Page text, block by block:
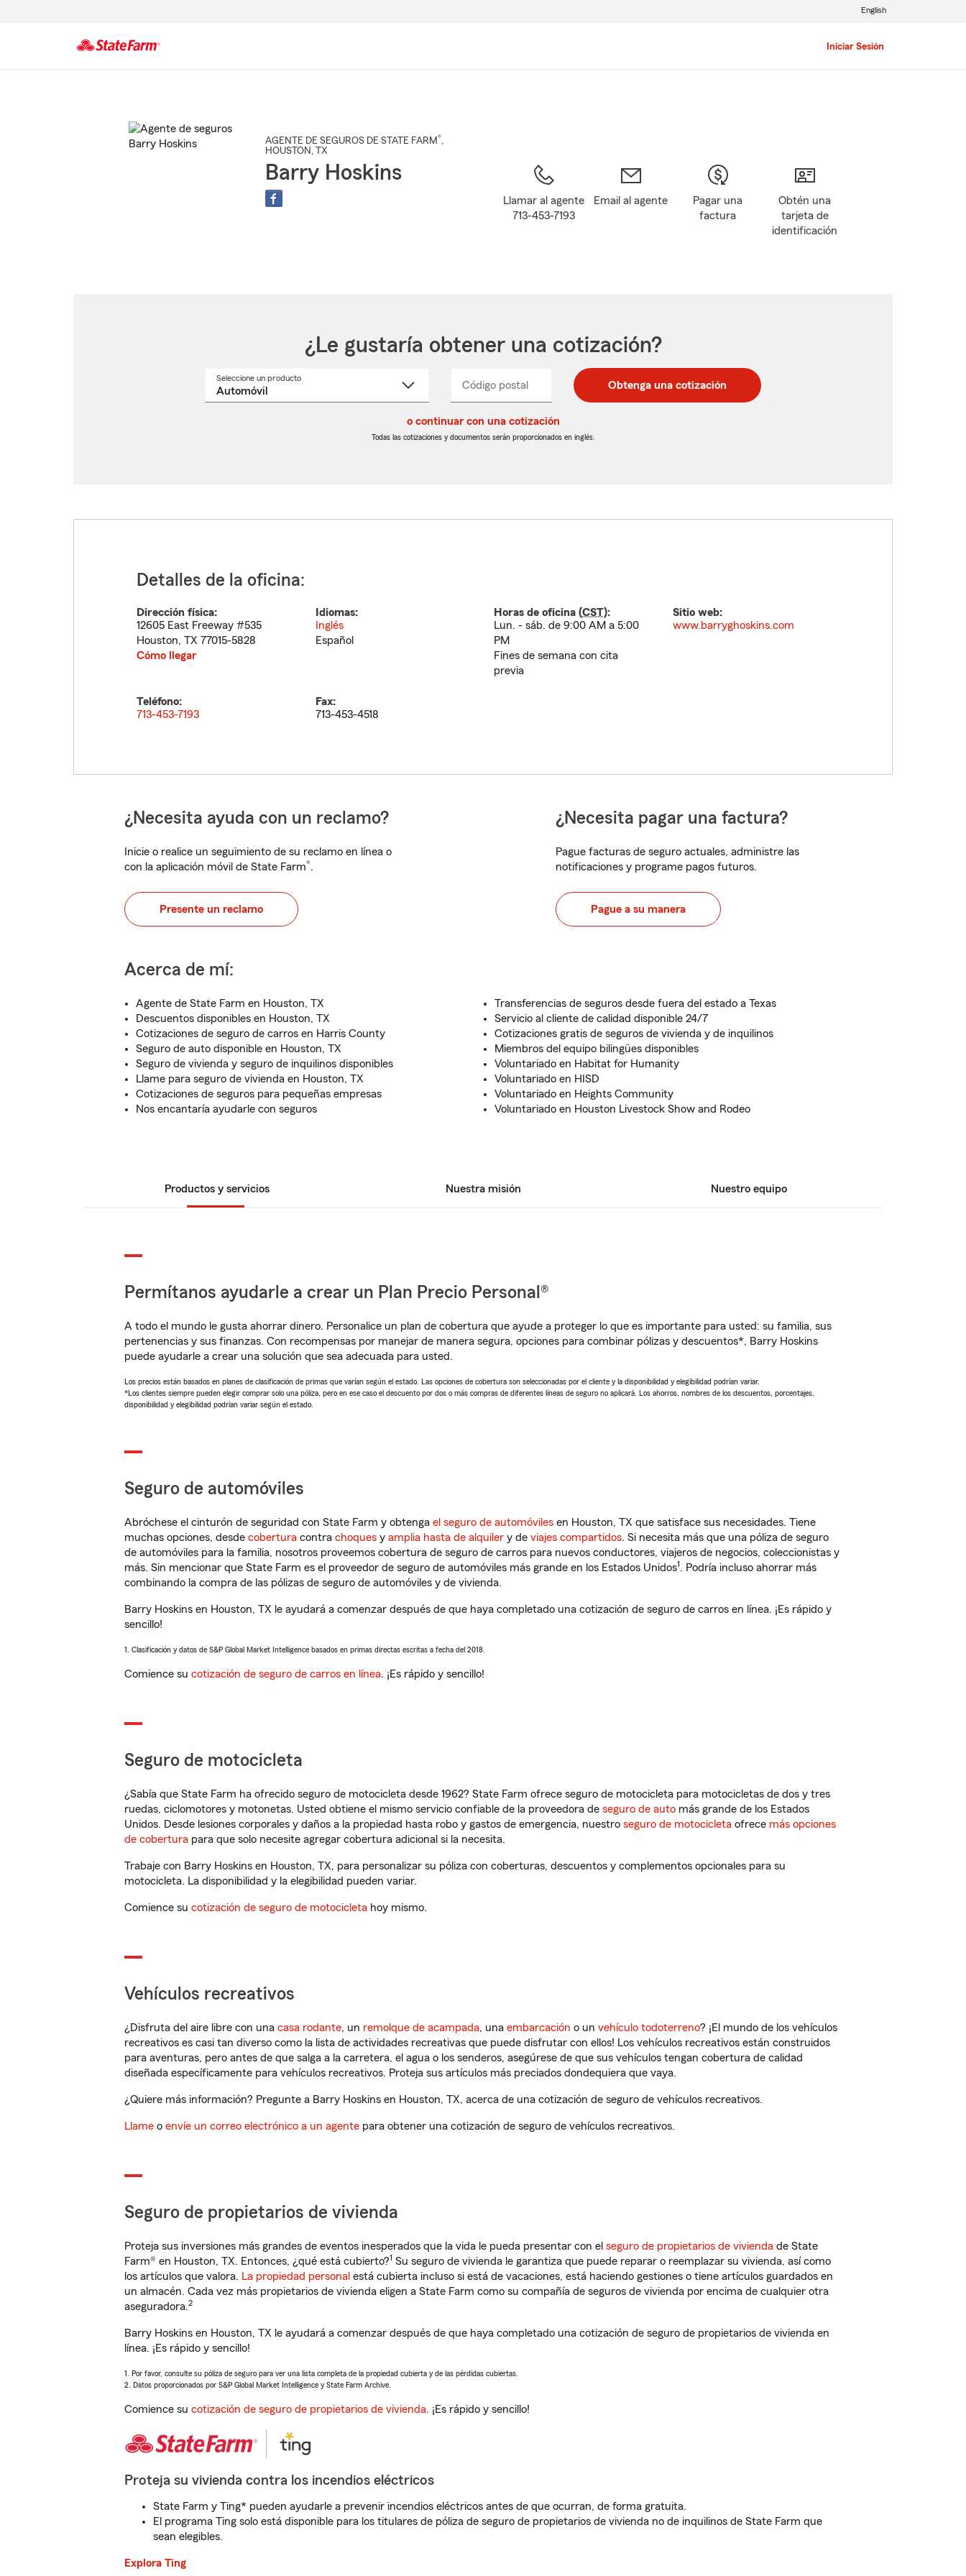
Iniciar Sesión
English
AGENTE DE SEGUROS DE STATE FARM®,
HOUSTON , TX
Barry Hoskins
Llamar al agente
713-453-7193
Email al agente
Pagar una
factura
Obtén una
tarjeta de
identificación
¿Le gustaría obtener una cotización?
Seleccione un productoSeleccione
Código postal
postal
de
postal
de
_____ Obtenga una cotización
o continuar con una cotización
Todas las cotizaciones y documentos serán proporcionados en inglés.
Detalles de la oficina:
Dirección física:
12605 East Freeway #535
Houston, TX 77015-5828
Cómo llegar
Idiomas:
Inglés
Español
Horas de oficina (CST):
Lun. - sáb. de 9:00 AM a 5:00
PM
Fines de semana con cita
previa
Sitio web:
www.barryghoskins.com
Teléfono:
713-453-7193
Fax:
713-453-4518
¿Necesita ayuda con un reclamo?
Inicie o realice un seguimiento de su reclamo en línea o
con la aplicación móvil de State Farm®.
Presente un reclamo
¿Necesita pagar una factura?
Pague facturas de seguro actuales, administre las
notificaciones y programe pagos futuros.
Pague a su manera
Acerca de mí:
Agente de State Farm en Houston, TX
Descuentos disponibles en Houston, TX
Cotizaciones de seguro de carros en Harris County
Seguro de auto disponible en Houston, TX
Seguro de vivienda y seguro de inquilinos disponibles
Llame para seguro de vivienda en Houston, TX
Cotizaciones de seguros para pequeñas empresas
Nos encantaría ayudarle con seguros
Transferencias de seguros desde fuera del estado a Texas
Servicio al cliente de calidad disponible 24/7
Cotizaciones gratis de seguros de vivienda y de inquilinos
Miembros del equipo bilingües disponibles
Voluntariado en Habitat for Humanity
Voluntariado en HISD
Voluntariado en Heights Community
Voluntariado en Houston Livestock Show and Rodeo
Productos y servicios Nuestra misión Nuestro equipo
Permítanos ayudarle a crear un Plan Precio Personal®
A todo el mundo le gusta ahorrar dinero. Personalice un plan de cobertura que ayude a proteger lo que es importante para usted: su familia, sus
pertenencias y sus finanzas. Con recompensas por manejar de manera segura, opciones para combinar pólizas y descuentos*, Barry Hoskins
puede ayudarle a crear una solución que sea adecuada para usted.
Los precios están basados en planes de clasificación de primas que varían según el estado. Las opciones de cobertura son seleccionadas por el cliente y la disponibilidad y elegibilidad podrían variar.
*Los clientes siempre pueden elegir comprar solo una póliza, pero en ese caso el descuento por dos o más compras de diferentes líneas de seguro no aplicará. Los ahorros, nombres de los descuentos, porcentajes,
disponibilidad y elegibilidad podrían variar según el estado.
Seguro de automóviles
Abróchese el cinturón de seguridad con State Farm y obtenga el seguro de automóviles en Houston, TX que satisface sus necesidades. Tiene
muchas opciones, desde cobertura contra choques y amplia hasta de alquiler y de viajes compartidos. Si necesita más que una póliza de seguro
de automóviles para la familia, nosotros proveemos cobertura de seguro de carros para nuevos conductores, viajeros de negocios, coleccionistas y
más. Sin mencionar que State Farm es el proveedor de seguro de automóviles más grande en los Estados Unidos1. Podría incluso ahorrar más
combinando la compra de las pólizas de seguro de automóviles y de vivienda.
Barry Hoskins en Houston, TX le ayudará a comenzar después de que haya completado una cotización de seguro de carros en línea. ¡Es rápido y
sencillo!
1. Clasificación y datos de S&P Global Market Intelligence basados en primas directas escritas a fecha del 2018.
Comience su cotización de seguro de carros en línea. ¡Es rápido y sencillo!
Seguro de motocicleta
¿Sabía que State Farm ha ofrecido seguro de motocicleta desde 1962? State Farm ofrece seguro de motocicleta para motocicletas de dos y tres
ruedas, ciclomotores y motonetas. Usted obtiene el mismo servicio confiable de la proveedora de seguro de auto más grande de los Estados
Unidos. Desde lesiones corporales y daños a la propiedad hasta robo y gastos de emergencia, nuestro seguro de motocicleta ofrece más opciones
de cobertura para que solo necesite agregar cobertura adicional si la necesita.
Trabaje con Barry Hoskins en Houston, TX, para personalizar su póliza con coberturas, descuentos y complementos opcionales para su
motocicleta. La disponibilidad y la elegibilidad pueden variar.
Comience su cotización de seguro de motocicleta hoy mismo.
Vehículos recreativos
¿Disfruta del aire libre con una casa rodante, un remolque de acampada, una embarcación o un vehículo todoterreno? ¡El mundo de los vehículos
recreativos es casi tan diverso como la lista de actividades recreativas que puede disfrutar con ellos! Los vehículos recreativos están construidos
para aventuras, pero antes de que salga a la carretera, el agua o los senderos, asegúrese de que sus vehículos tengan cobertura de calidad
diseñada específicamente para vehículos recreativos. Proteja sus artículos más preciados dondequiera que vaya.
¿Quiere más información? Pregunte a Barry Hoskins en Houston, TX, acerca de una cotización de seguro de vehículos recreativos.
Llame o envíe un correo electrónico a un agente para obtener una cotización de seguro de vehículos recreativos.
Seguro de propietarios de vivienda
Proteja sus inversiones más grandes de eventos inesperados que la vida le pueda presentar con el seguro de propietarios de vivienda de State
Farm® en Houston, TX. Entonces, ¿qué está cubierto?1 Su seguro de vivienda le garantiza que puede reparar o reemplazar su vivienda, así como
los artículos que valora. La propiedad personal está cubierta incluso si está de vacaciones, está haciendo gestiones o tiene artículos guardados en
un almacén. Cada vez más propietarios de vivienda eligen a State Farm como su compañía de seguros de vivienda por encima de cualquier otra
aseguradora.2
Barry Hoskins en Houston, TX le ayudará a comenzar después de que haya completado una cotización de seguro de propietarios de vivienda en
línea. ¡Es rápido y sencillo!
1. Por favor, consulte su póliza de seguro para ver una lista completa de la propiedad cubierta y de las pérdidas cubiertas.
2. Datos proporcionados por S&P Global Market Intelligence y State Farm Archive.
Comience su cotización de seguro de propietarios de vivienda. ¡Es rápido y sencillo!
Proteja su vivienda contra los incendios eléctricos
State Farm y Ting* pueden ayudarle a prevenir incendios eléctricos antes de que ocurran, de forma gratuita.
El programa Ting solo está disponible para los titulares de póliza de seguro de propietarios de vivienda no de inquilinos de State Farm que
sean elegibles.
Explora Ting